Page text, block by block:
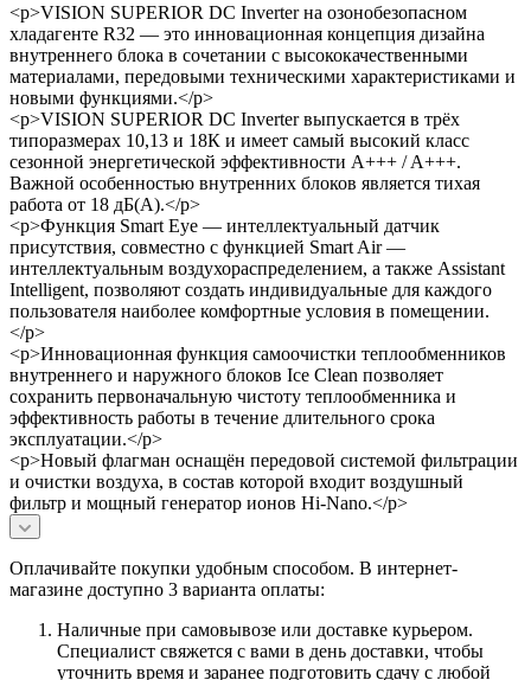
<p>VISION SUPERIOR DC Inverter на озонобезопасном
хладагенте R32 — это инновационная концепция дизайна
внутреннего блока в сочетании с высококачественными
материалами, передовыми техническими характеристиками и
новыми функциями.</p>
<p>VISION SUPERIOR DC Inverter выпускается в трёх
типоразмерах 10,13 и 18К и имеет самый высокий класс
сезонной энергетической эффективности A+++ / A+++.
Важной особенностью внутренних блоков является тихая
работа от 18 дБ(А).</p>
<p>Функция Smart Eye — интеллектуальный датчик
присутствия, совместно с функцией Smart Air —
интеллектуальным воздухораспределением, а также Assistant
Intelligent, позволяют создать индивидуальные для каждого
пользователя наиболее комфортные условия в помещении.
</p>
<p>Инновационная функция самоочистки теплообменников
внутреннего и наружного блоков Ice Clean позволяет
сохранить первоначальную чистоту теплообменника и
эффективность работы в течение длительного срока
эксплуатации.</p>
<p>Новый флагман оснащён передовой системой фильтрации
и очистки воздуха, в состав которой входит воздушный
фильтр и мощный генератор ионов Hi-Nano.</p>
Оплачивайте покупки удобным способом. В интернет-
магазине доступно 3 варианта оплаты:
Наличные при самовывозе или доставке курьером.
Специалист свяжется с вами в день доставки, чтобы
уточнить время и заранее подготовить сдачу с любой